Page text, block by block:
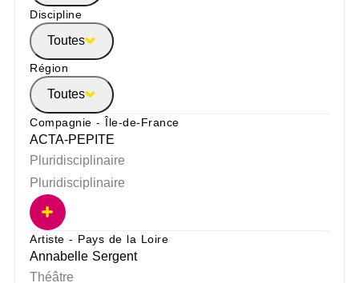
Discipline
Toutes
Région
Toutes
Compagnie - Île-de-France
ACTA-PEPITE
Pluridisciplinaire
Pluridisciplinaire
Artiste - Pays de la Loire
Annabelle Sergent
Théâtre